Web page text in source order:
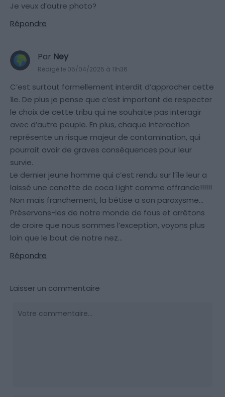
Je veux d’autre photo?
Répondre
Par Ney
Rédigé le 05/04/2025 à 11h36
C’est surtout formellement interdit d’approcher cette
île. De plus je pense que c’est important de respecter
le choix de cette tribu qui ne souhaite pas interagir
avec d’autre peuple. En plus, chaque interaction
représente un risque majeur de contamination, qui
pourrait avoir de graves conséquences pour leur
survie.
Le dernier jeune homme qui c’est rendu sur l’île leur a
laissé une canette de coca Light comme offrande!!!!!!
Non mais franchement, la bêtise a son paroxysme…
Préservons-les de notre monde de fous et arrêtons
de croire que nous sommes l’exception, voyons plus
loin que le bout de notre nez…
Répondre
Laisser un commentaire